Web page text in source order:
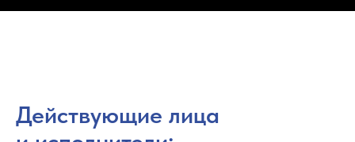
Действующие лица